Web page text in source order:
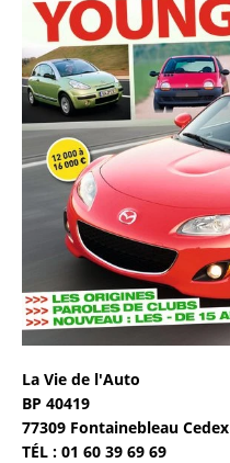
La Vie de l'Auto
BP 40419
77309 Fontainebleau Cedex
TÉL : 01 60 39 69 69